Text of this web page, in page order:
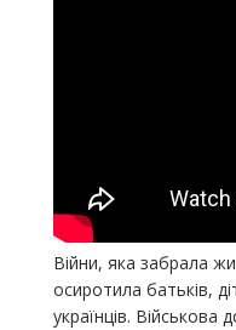
Війни, яка забрала
осиротила батьків,
українців. Військова